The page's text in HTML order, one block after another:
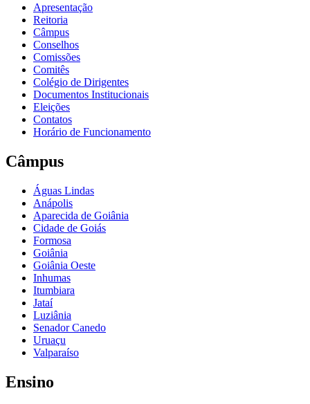
Apresentação
Reitoria
Câmpus
Conselhos
Comissões
Comitês
Colégio de Dirigentes
Documentos Institucionais
Eleições
Contatos
Horário de Funcionamento
Câmpus
Águas Lindas
Anápolis
Aparecida de Goiânia
Cidade de Goiás
Formosa
Goiânia
Goiânia Oeste
Inhumas
Itumbiara
Jataí
Luziânia
Senador Canedo
Uruaçu
Valparaíso
Ensino